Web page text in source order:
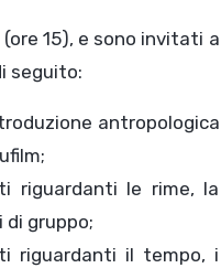
15), e sono invitati a
seguito:
antropologica
riguardanti le rime, la
di gruppo;
riguardanti il tempo, i